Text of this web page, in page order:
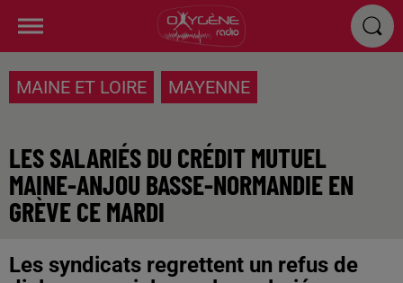
MAINE ET LOIRE MAYENNE
LES SALARIÉS DU CRÉDIT MUTUEL
MAINE-ANJOU BASSE-NORMANDIE EN
GRÈVE CE MARDI
Les syndicats regrettent un refus de